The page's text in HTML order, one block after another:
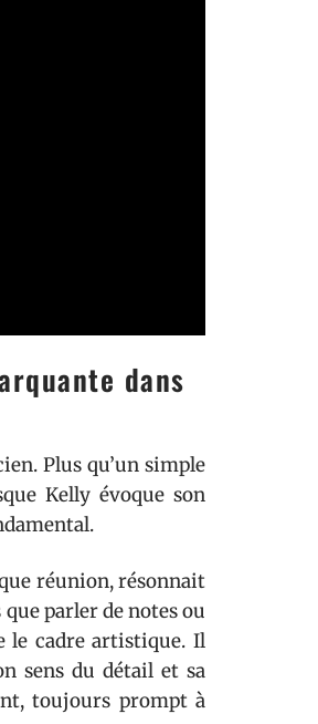
dans
Plus qu’un simple
Kelly évoque son
réunion, résonnait
parler de notes ou
le cadre artistique. Il
sens du détail et sa
toujours prompt à